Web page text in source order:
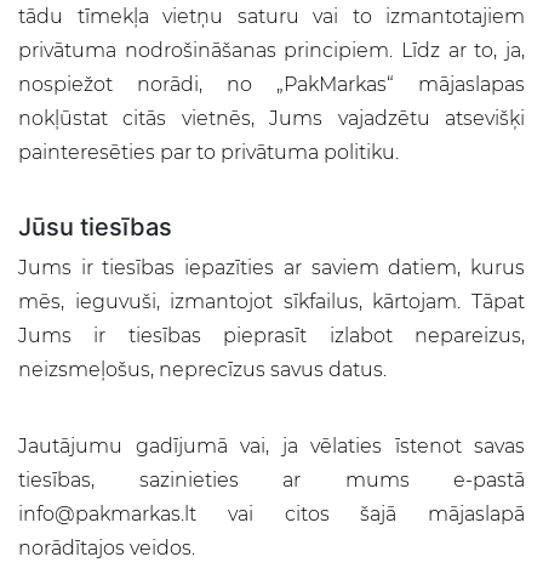
tādu tīmekļa vietņu saturu vai to izmantotajiem
privātuma nodrošināšanas principiem. Līdz ar to, ja,
nospiežot norādi, no „PakMarkas“ mājaslapas
nokļūstat citās vietnēs, Jums vajadzētu atsevišķi
painteresēties par to privātuma politiku.
Jūsu tiesības
Jums ir tiesības iepazīties ar saviem datiem, kurus
mēs, ieguvuši, izmantojot sīkfailus, kārtojam. Tāpat
Jums ir tiesības pieprasīt izlabot nepareizus,
neizsmeļošus, neprecīzus savus datus.
Jautājumu gadījumā vai, ja vēlaties īstenot savas
tiesības, sazinieties ar mums e-pastā
info@pakmarkas.lt vai citos šajā mājaslapā
norādītajos veidos.